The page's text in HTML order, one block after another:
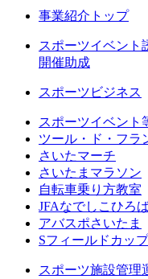
事業紹介トップ
スポーツイベント
開催助成
スポーツビジネス
スポーツイベント
ツール・ド・フラ
さいたマーチ
さいたまマラソン
自転車乗り方教室
JFAなでしこひろ
アバスポさいたま
Sフィールドカップ
スポーツ施設管理